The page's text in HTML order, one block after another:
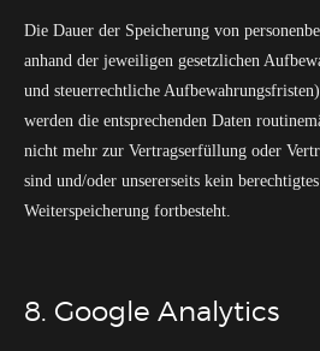
Die Dauer der Speicherung von
anhand der jeweiligen gesetzlichen
und steuerrechtliche
werden die entsprechenden Daten
nicht mehr zur Vertragserfüllung oder
sind und/oder unsererseits kein
Weiterspeicherung fortbesteht.
8. Google Analytics